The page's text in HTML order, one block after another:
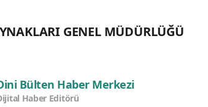
GENEL MÜDÜRLÜĞÜ
Bülten Haber Merkezi
Haber Editörü